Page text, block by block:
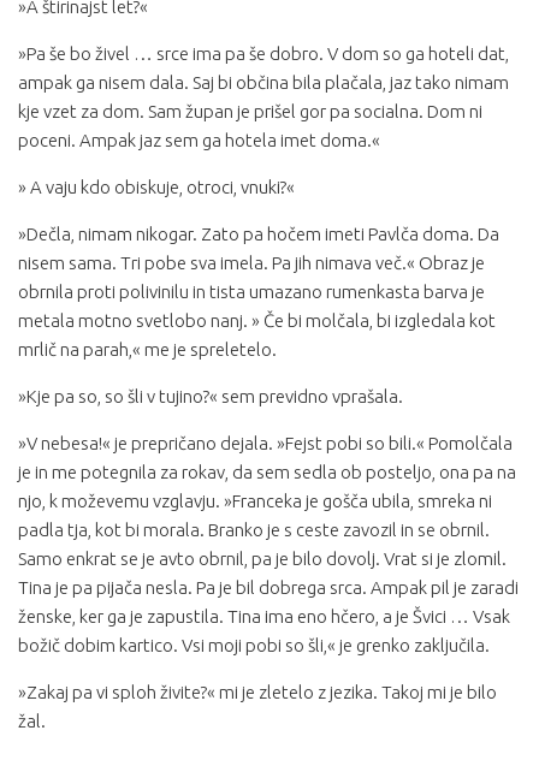
»A štirinajst let?«
»Pa še bo živel … srce ima pa še dobro. V dom so ga hoteli dat,
ampak ga nisem dala. Saj bi občina bila plačala, jaz tako nimam
kje vzet za dom. Sam župan je prišel gor pa socialna. Dom ni
poceni. Ampak jaz sem ga hotela imet doma.«
» A vaju kdo obiskuje, otroci, vnuki?«
»Dečla, nimam nikogar. Zato pa hočem imeti Pavlča doma. Da
nisem sama. Tri pobe sva imela. Pa jih nimava več.« Obraz je
obrnila proti polivinilu in tista umazano rumenkasta barva je
metala motno svetlobo nanj. » Če bi molčala, bi izgledala kot
mrlič na parah,« me je spreletelo.
»Kje pa so, so šli v tujino?« sem previdno vprašala.
»V nebesa!« je prepričano dejala. »Fejst pobi so bili.« Pomolčala
je in me potegnila za rokav, da sem sedla ob posteljo, ona pa na
njo, k moževemu vzglavju. »Franceka je gošča ubila, smreka ni
padla tja, kot bi morala. Branko je s ceste zavozil in se obrnil.
Samo enkrat se je avto obrnil, pa je bilo dovolj. Vrat si je zlomil.
Tina je pa pijača nesla. Pa je bil dobrega srca. Ampak pil je zaradi
ženske, ker ga je zapustila. Tina ima eno hčero, a je Švici … Vsak
božič dobim kartico. Vsi moji pobi so šli,« je grenko zaključila.
»Zakaj pa vi sploh živite?« mi je zletelo z jezika. Takoj mi je bilo
žal.